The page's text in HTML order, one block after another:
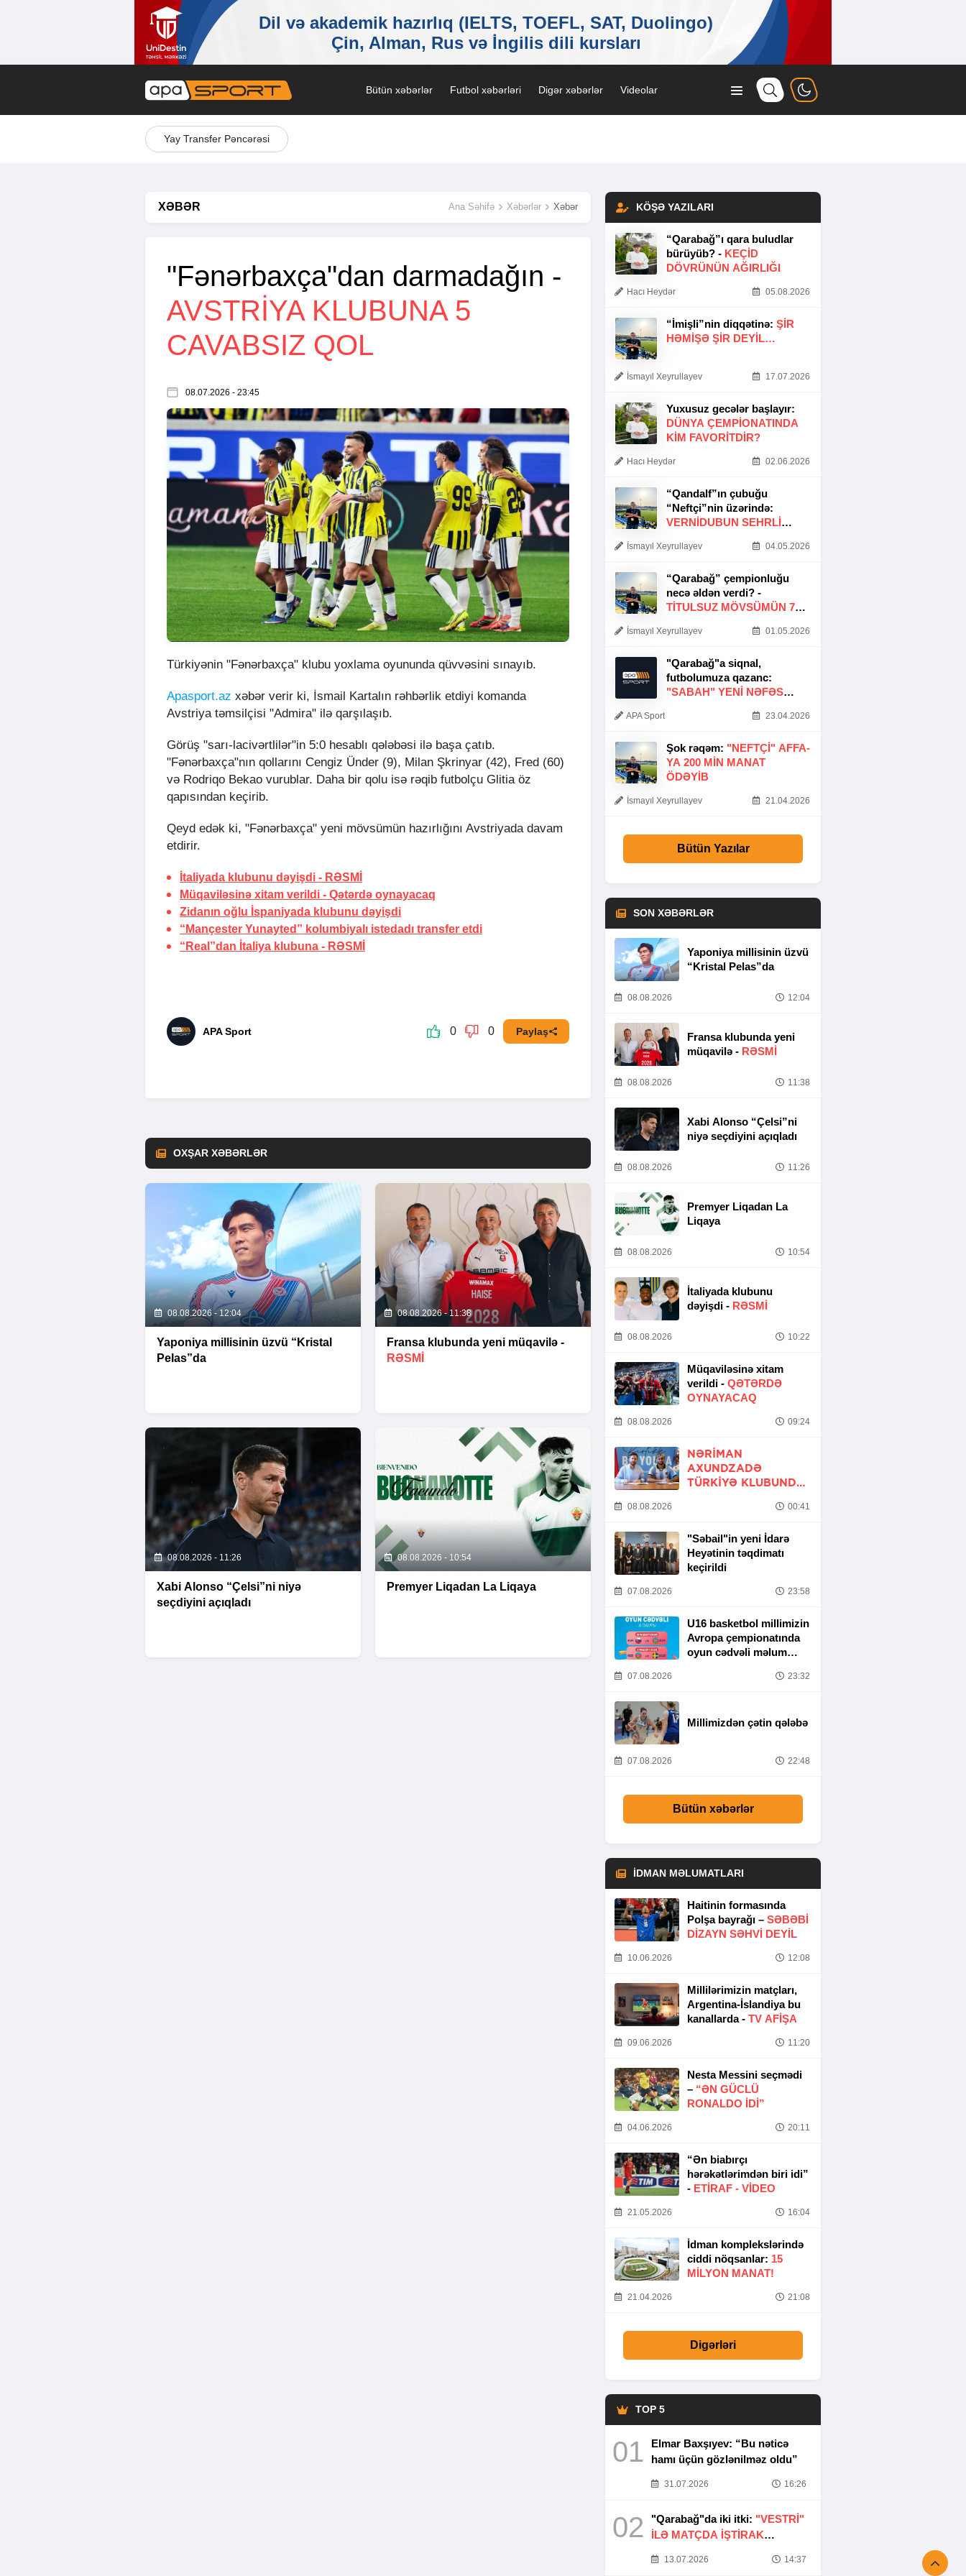
Bütün xəbərlər Futbol xəbərləri Digər xəbərlər Videolar
Yay Transfer Pəncərəsi
XƏBƏR Ana Səhifə Xəbərlər Xəbər
"Fənərbaxça"dan darmadağın -
AVSTRIYA KLUBUNA 5
CAVABSIZ QOL
08.07.2026 - 23:45
Türkiyənin "Fənərbaxça" klubu yoxlama oyununda qüvvəsini sınayıb.
Apasport.az xəbər verir ki, İsmail Kartalın rəhbərlik etdiyi komanda
Avstriya təmsilçisi "Admira" ilə qarşılaşıb.
Görüş "sarı-lacivərtlilər"in 5:0 hesablı qələbəsi ilə başa çatıb.
"Fənərbaxça"nın qollarını Cengiz Ünder (9), Milan Şkrinyar (42), Fred (60)
və Rodriqo Bekao vurublar. Daha bir qolu isə rəqib futbolçu Glitia öz
qapısından keçirib.
Qeyd edək ki, "Fənərbaxça" yeni mövsümün hazırlığını Avstriyada davam
etdirir.
İtaliyada klubunu dəyişdi - RƏSMİ
Müqaviləsinə xitam verildi - Qətərdə oynayacaq
Zidanın oğlu İspaniyada klubunu dəyişdi
“Mançester Yunayted” kolumbiyalı istedadı transfer etdi
“Real”dan İtaliya klubuna - RƏSMİ
APA Sport 0 0 Paylaş
OXŞAR XƏBƏRLƏR
08.08.2026 - 12:04
Yaponiya millisinin üzvü “Kristal
Pelas”da
08.08.2026 - 11:38
Fransa klubunda yeni müqavilə -
RƏSMİ
08.08.2026 - 11:26
Xabi Alonso “Çelsi”ni niyə
seçdiyini açıqladı
08.08.2026 - 10:54
Premyer Liqadan La Liqaya
KÖŞƏ YAZILARI
“Qarabağ”ı qara buludlar
bürüyüb? - KEÇID
DÖVRÜNÜN AĞIRLIĞI
Hacı Heydər 05.08.2026
“İmişli”nin diqqətinə: ŞIR
HƏMIŞƏ ŞIR DEYIL…
İsmayıl Xeyrullayev 17.07.2026
Yuxusuz gecələr başlayır:
DÜNYA ÇEMPIONATINDA
KIM FAVORITDIR?
Hacı Heydər 02.06.2026
“Qandalf”ın çubuğu
“Neftçi”nin üzərində:
VERNİDUBUN SEHRLİ
İsmayıl Xeyrullayev 04.05.2026
“Qarabağ” çempionluğu
necə əldən verdi? -
TITULSUZ MÖVSÜMÜN 7
İsmayıl Xeyrullayev 01.05.2026
"Qarabağ"a siqnal,
futbolumuza qazanc:
"SABAH" YENI NƏFƏS
APA Sport 23.04.2026
Şok rəqəm: "NEFTÇI" AFFA-
YA 200 MIN MANAT
ÖDƏYIB
İsmayıl Xeyrullayev 21.04.2026
Bütün Yazılar
SON XƏBƏRLƏR
Yaponiya millisinin üzvü
“Kristal Pelas”da
08.08.2026 12:04
Fransa klubunda yeni
müqavilə - RƏSMİ
08.08.2026 11:38
Xabi Alonso “Çelsi”ni
niyə seçdiyini açıqladı
08.08.2026 11:26
Premyer Liqadan La
Liqaya
08.08.2026 10:54
İtaliyada klubunu
dəyişdi - RƏSMİ
08.08.2026 10:22
Müqaviləsinə xitam
verildi - QƏTƏRDƏ
OYNAYACAQ
08.08.2026 09:24
NƏRIMAN
AXUNDZADƏ
TÜRKIYƏ KLUBUNDA
08.08.2026 00:41
"Səbail"in yeni İdarə
Heyətinin təqdimatı
keçirildi
07.08.2026 23:58
U16 basketbol millimizin
Avropa çempionatında
oyun cədvəli məlum
07.08.2026 23:32
Millimizdən çətin qələbə
07.08.2026 22:48
Bütün xəbərlər
İDMAN MƏLUMATLARI
Haitinin formasında
Polşa bayrağı – SƏBƏBI
DIZAYN SƏHVI DEYIL
10.06.2026 12:08
Millilərimizin matçları,
Argentina-İslandiya bu
kanallarda - TV AFİŞA
09.06.2026 11:20
Nesta Messini seçmədi
– “ƏN GÜCLÜ
RONALDO IDI”
04.06.2026 20:11
“Ən biabırçı
hərəkətlərimdən biri idi”
- ETIRAF - VİDEO
21.05.2026 16:04
İdman komplekslərində
ciddi nöqsanlar: 15
MILYON MANAT!
21.04.2026 21:08
Digərləri
TOP 5
01
Elmar Baxşıyev: “Bu nəticə
hamı üçün gözlənilməz oldu”
31.07.2026 16:26
02 "Qarabağ"da iki itki: "VESTRİ"
İLƏ MATÇDA İŞTİRAK
13.07.2026 14:37